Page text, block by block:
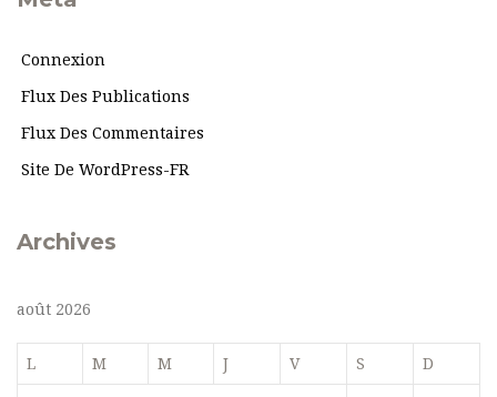
Connexion
Flux Des Publications
Flux Des Commentaires
Site De WordPress-FR
Archives
août 2026
L M M J V S D